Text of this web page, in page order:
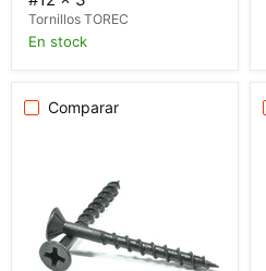
Tornillos TOREC
En stock
Comparar